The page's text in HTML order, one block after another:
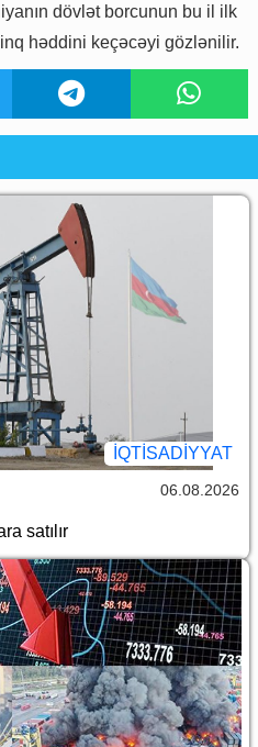
dövlət borcunun bu il ilk
həddini keçəcəyi gözlənilir.
İQTİSADİYYAT
06.08.2026
satılır